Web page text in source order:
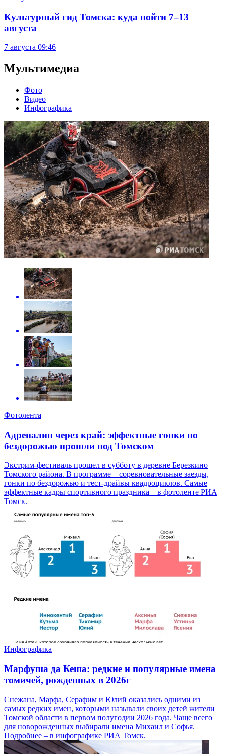
Культурный гид Томска: куда пойти 7–13
августа
7 августа 09:46
Мультимедиа
Фото
Видео
Инфографика
Фотолента
Адреналин через край: эффектные гонки по
бездорожью прошли под Томском
Экстрим-фестиваль прошел в субботу в деревне Березкино
Томского района. В программе – соревновательные заезды,
гонки по бездорожью и тест-драйвы квадроциклов. Самые
эффектные кадры спортивного праздника – в фотоленте РИА
Томск.
Инфографика
Марфуша да Кеша: редкие и популярные имена
томичей, рожденных в 2026г
Снежана, Марфа, Серафим и Юлий оказались одними из
самых редких имен, которыми называли своих детей жители
Томской области в первом полугодии 2026 года. Чаще всего
для новорожденных выбирали имена Михаил и Софья.
Подробнее – в инфографике РИА Томск.